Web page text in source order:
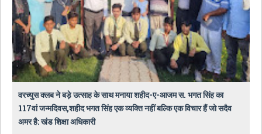
वरच्युस क्लब ने बड़े उत्साह के साथ मनाया शहीद-ए-आजम स. भगत सिंह का
117वां जन्मदिवस,शहीद भगत सिंह एक व्यक्ति नहीं बल्कि एक विचार हैं जो सदैव
अमर है: खंड शिक्षा अधिकारी